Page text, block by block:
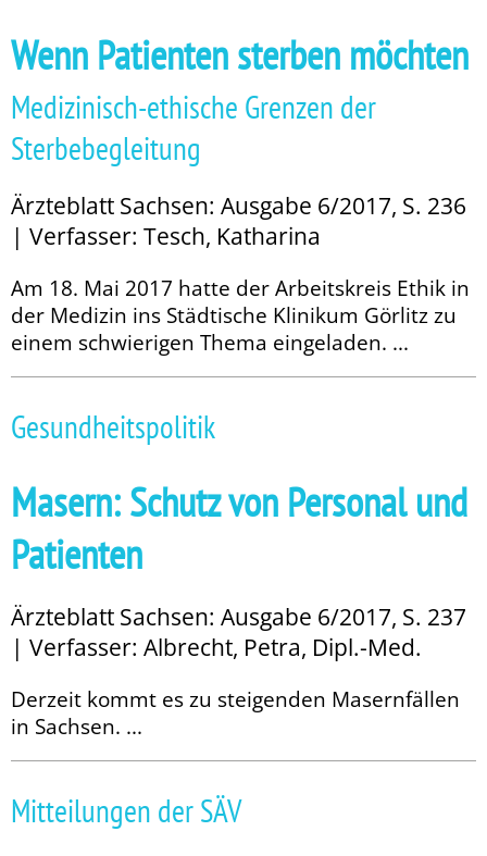
Wenn Patienten sterben möchten
Medizinisch-ethische Grenzen der
Sterbebegleitung
Ärzteblatt Sachsen: Ausgabe 6/2017, S. 236
| Verfasser: Tesch, Katharina
Am 18. Mai 2017 hatte der Arbeitskreis Ethik in
der Medizin ins Städtische Klinikum Görlitz zu
einem schwierigen Thema eingeladen. ...
Gesundheitspolitik
Masern: Schutz von Personal und
Patienten
Ärzteblatt Sachsen: Ausgabe 6/2017, S. 237
| Verfasser: Albrecht, Petra, Dipl.-Med.
Derzeit kommt es zu steigenden Masernfällen
in Sachsen. ...
Mitteilungen der SÄV